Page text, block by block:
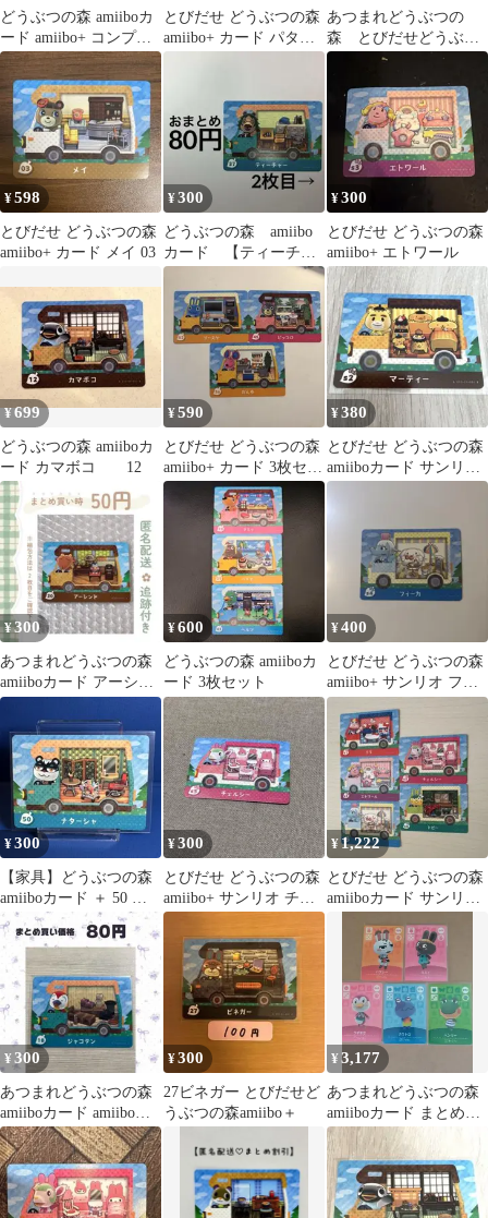
どうぶつの森 amiiboカ
ード amiibo+ コンプリ
ートセット
とびだせ どうぶつの森
amiibo+ カード パタヤ
あつまれどうぶつの
森 とびだせどうぶつ
の森 amiiboカード
¥598
とびだせ どうぶつの森
amiibo+ カード メイ 03
¥300
どうぶつの森 amiibo
カード 【ティーチャ
ー】
¥300
とびだせ どうぶつの森
amiibo+ エトワール
¥699
どうぶつの森 amiiboカ
ード カマボコ 12
¥590
とびだせ どうぶつの森
amiibo+ カード 3枚セッ
ト
¥380
とびだせ どうぶつの森
amiiboカード サンリオ
マーティー
¥300
あつまれどうぶつの森
amiiboカード アーシン
ド
¥600
どうぶつの森 amiiboカ
ード 3枚セット
¥400
とびだせ どうぶつの森
amiibo+ サンリオ フィ
ーカ
¥300
【家具】どうぶつの森
amiiboカード ＋ 50 ナ
ターシャ アミーボ あつ
森
¥300
とびだせ どうぶつの森
amiibo+ サンリオ チェ
ルシー
¥1,222
とびだせ どうぶつの森
amiiboカード サンリオ
¥300
あつまれどうぶつの森
amiiboカード amiibo＋
18 ジャコテン
¥300
27ビネガー とびだせど
うぶつの森amiibo＋
¥3,177
あつまれどうぶつの森
amiiboカード まとめ売
り